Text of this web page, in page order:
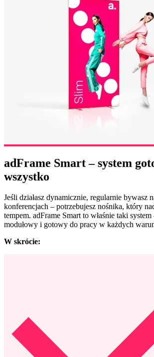
adFrame Smart – system
wszystko
Jeśli działasz dynamicznie, regularnie bywasz
konferencjach – potrzebujesz nośnika, który
tempem. adFrame Smart to właśnie taki system
modułowy i gotowy do pracy w każdych
W skrócie: